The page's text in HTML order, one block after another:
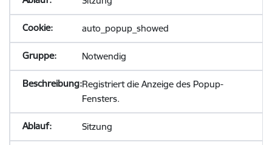
auto_popup_showed
Notwendig
Registriert die Anzeige des Popup-
Fensters.
Sitzung